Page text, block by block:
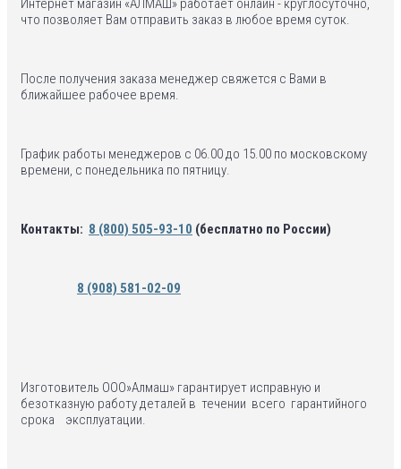
Интернет магазин «АЛМАШ» работает онлайн - круглосуточно,
что позволяет Вам отправить заказ в любое время суток.
После получения заказа менеджер свяжется с Вами в
ближайшее рабочее время.
График работы менеджеров с 06.00 до 15.00 по московскому
времени, с понедельника по пятницу.
Контакты: 8 (800) 505-93-10 (бесплатно по России)
8 (908) 581-02-09
Изготовитель ООО»Алмаш» гарантирует исправную и
безотказную работу деталей в течении всего гарантийного
срока эксплуатации.